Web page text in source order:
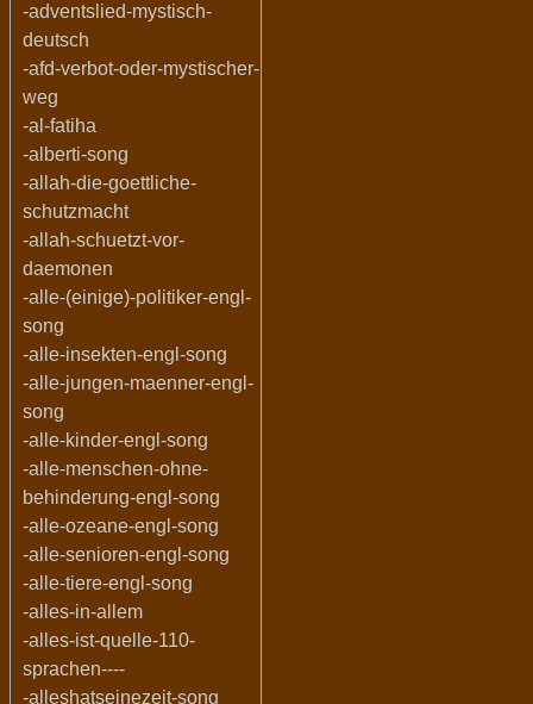
-adventslied-mystisch-
deutsch
-afd-verbot-oder-mystischer-
weg
-al-fatiha
-alberti-song
-allah-die-goettliche-
schutzmacht
-allah-schuetzt-vor-
daemonen
-alle-(einige)-politiker-engl-
song
-alle-insekten-engl-song
-alle-jungen-maenner-engl-
song
-alle-kinder-engl-song
-alle-menschen-ohne-
behinderung-engl-song
-alle-ozeane-engl-song
-alle-senioren-engl-song
-alle-tiere-engl-song
-alles-in-allem
-alles-ist-quelle-110-
sprachen----
-alleshatseinezeit-song